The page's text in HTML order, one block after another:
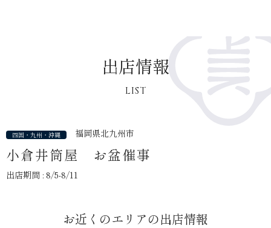
出店情報
LIST
四国・九州・沖縄 福岡県北九州市
小倉井筒屋 お盆催事
出店期間 : 8/5-8/11
お近くのエリアの出店情報